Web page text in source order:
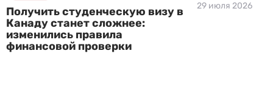
Получить студенческую визу в
Канаду станет сложнее:
изменились правила
финансовой проверки
29 июля 2026